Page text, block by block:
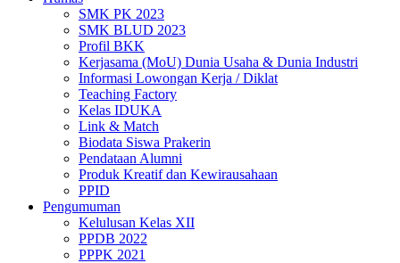
SMK PK 2023
SMK BLUD 2023
Profil BKK
Kerjasama (MoU) Dunia Usaha & Dunia Industri
Informasi Lowongan Kerja / Diklat
Teaching Factory
Kelas IDUKA
Link & Match
Biodata Siswa Prakerin
Pendataan Alumni
Produk Kreatif dan Kewirausahaan
PPID
Pengumuman
Kelulusan Kelas XII
PPDB 2022
PPPK 2021